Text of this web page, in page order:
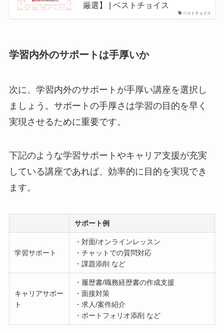
ベストチョイス
厳選】 | ベストチョイス
学習内外のサポートは手厚いか
次に、学習内外のサポートが手厚い講座を選択し
ましょう。サポートの手厚さは学習の目的を早く
実現させるために重要です。
下記のような学習サポートやキャリア支援が充実
している講座であれば、効率的に目的を実現でき
ます。
サポート例
学習サポート
・対面/オンラインレッスン
・チャットでの質問対応
・課題添削 など
キャリアサポー
ト
・履歴書/職務経歴書の作成支援
・面接対策
・求人/案件紹介
・ポートフォリオ添削 など